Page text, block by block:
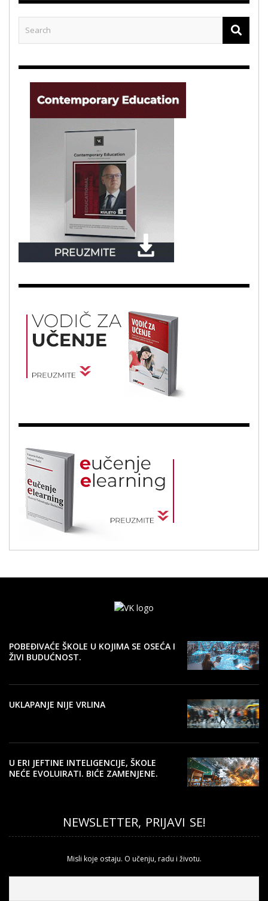
POBEĐIVAĆE ŠKOLE U KOJIMA SE OSEĆA I
ŽIVI BUDUĆNOST.
UKLAPANJE NIJE VRLINA
U ERI JEFTINE INTELIGENCIJE, ŠKOLE
NEĆE EVOLUIRATI. BIĆE ZAMENJENE.
NEWSLETTER, PRIJAVI SE!
Misli koje ostaju. O učenju, radu i životu.